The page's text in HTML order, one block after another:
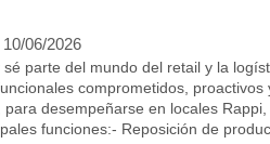
10/06/2026
sé parte del mundo del retail y la
comprometidos, proactivos
desempeñarse en locales
funciones:- Reposición de